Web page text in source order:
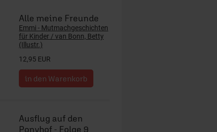
Alle meine Freunde
Emmi - Mutmachgeschichten
für Kinder / van Bonn, Betty
(Illustr.)
12,95 EUR
Ausflug auf den
Ponyhof - Folge 9